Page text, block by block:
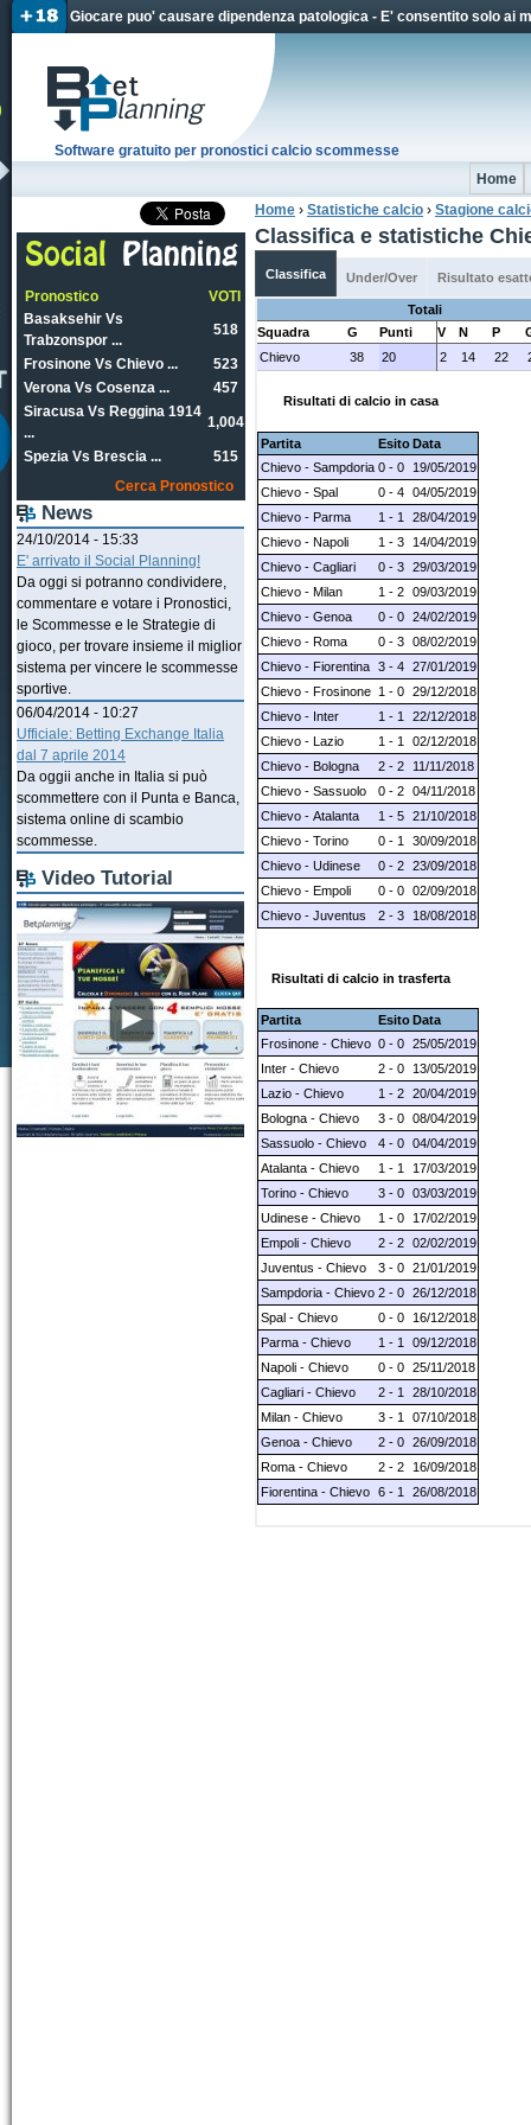
Giocare puo' causare dipendenza patologica - E' consentito solo ai
Software gratuito per pronostici calcio scommesse
Home
Tu sei qui
Home › Statistiche calcio › Stagione
Classifica e statistiche
Classifica Under/Over Risultato
Totali
Squadra
G Punti V N P
Chievo
38 20 2 14 22
Risultati di calcio in casa
Partita EsitoData
Chievo - Sampdoria 0 - 0
19/05/2019
Chievo - Spal
0 - 4 04/05/2019
Chievo - Parma
1 - 1
28/04/2019
Chievo - Napoli
1 - 3
14/04/2019
Chievo - Cagliari
0 - 3 29/03/2019
Chievo - Milan
1 - 2 09/03/2019
Chievo - Genoa
0 - 0 24/02/2019
Chievo - Roma
0 - 3 08/02/2019
Chievo - Fiorentina 3 - 4 27/01/2019
Chievo - Frosinone 1 - 0 29/12/2018
Chievo - Inter
1 - 1
22/12/2018
Chievo - Lazio
1 - 1
02/12/2018
Chievo - Bologna
2 - 2
11/11/2018
Chievo - Sassuolo
0 - 2 04/11/2018
Chievo - Atalanta
1 - 5 21/10/2018
Chievo - Torino
0 - 1
30/09/2018
Chievo - Udinese
0 - 2 23/09/2018
Chievo - Empoli
0 - 0 02/09/2018
Chievo - Juventus
2 - 3 18/08/2018
Risultati di calcio in trasferta
Partita EsitoData
Frosinone - Chievo 0 - 0 25/05/2019
Inter - Chievo
2 - 0
13/05/2019
Lazio - Chievo
1 - 2 20/04/2019
Bologna - Chievo
3 - 0 08/04/2019
Sassuolo - Chievo
4 - 0 04/04/2019
Atalanta - Chievo
1 - 1
17/03/2019
Torino - Chievo
3 - 0 03/03/2019
Udinese - Chievo
1 - 0
17/02/2019
Empoli - Chievo
2 - 2 02/02/2019
Juventus - Chievo
3 - 0 21/01/2019
Sampdoria - Chievo 2 - 0 26/12/2018
Spal - Chievo
0 - 0
16/12/2018
Parma - Chievo
1 - 1
09/12/2018
Napoli - Chievo
0 - 0 25/11/2018
Cagliari - Chievo
2 - 1
28/10/2018
Milan - Chievo
3 - 1
07/10/2018
Genoa - Chievo
2 - 0 26/09/2018
Roma - Chievo
2 - 2
16/09/2018
Fiorentina - Chievo 6 - 1 26/08/2018
Pronostico
VOTI
Basaksehir Vs
Trabzonspor ...
518
Frosinone Vs Chievo ...
523
Verona Vs Cosenza ...
457
Siracusa Vs Reggina 1914
...
1,004
Spezia Vs Brescia ...
515
Cerca Pronostico
News
24/10/2014 - 15:33
E' arrivato il Social Planning!
Da oggi si potranno condividere,
commentare e votare i Pronostici,
le Scommesse e le Strategie di
gioco, per trovare insieme il miglior
sistema per vincere le scommesse
sportive.
06/04/2014 - 10:27
Ufficiale: Betting Exchange Italia
dal 7 aprile 2014
Da oggii anche in Italia si può
scommettere con il Punta e Banca,
sistema online di scambio
scommesse.
Video Tutorial